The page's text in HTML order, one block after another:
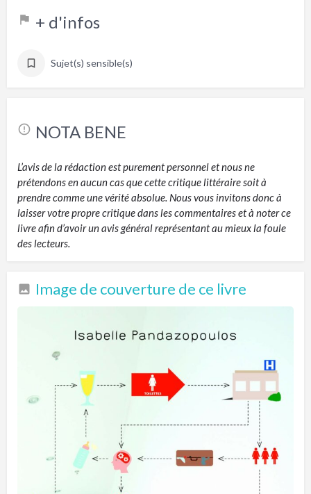
+ d'infos
Sujet(s) sensible(s)
NOTA BENE
L’avis de la rédaction est purement personnel et nous ne
prétendons en aucun cas que cette critique littéraire soit à
prendre comme une vérité absolue. Nous vous invitons donc à
laisser votre propre critique dans les commentaires et à noter ce
livre afin d’avoir un avis général représentant au mieux la foule
des lecteurs.
Image de couverture de ce livre